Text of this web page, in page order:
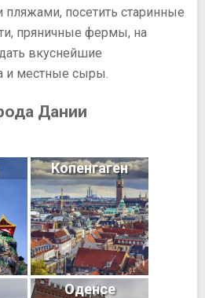
посетить старинные
пряничные фермы, на
вкуснейшие
и местные сыры.
Дании
Копенгаген
Оденсе